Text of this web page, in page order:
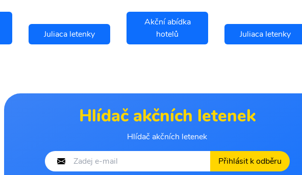
Juliaca letenky
Akční abídka
hotelů
Juliaca letenky
Hlídač akčních letenek
Hlídač akčních letenek
Přihlásit k odběru